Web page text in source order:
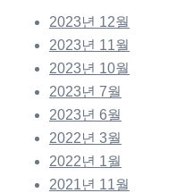
2023년 12월
2023년 11월
2023년 10월
2023년 7월
2023년 6월
2022년 3월
2022년 1월
2021년 11월